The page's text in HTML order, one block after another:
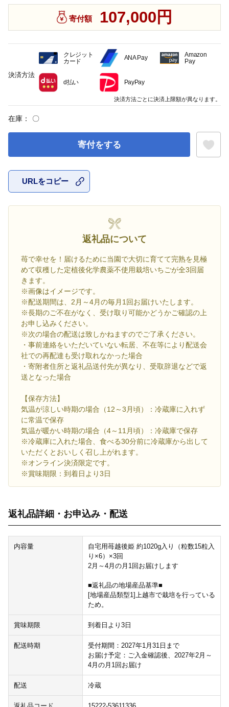
寄付額 107,000円
在庫： 〇
寄付をする
URLをコピー
返礼品について
苺で幸せを！届けるために当園で大切に育てて完熟を見極
めて収穫した定植後化学農薬不使用栽培いちごが全3回届
きます。
※画像はイメージです。
※配送期間は、2月～4月の毎月1回お届けいたします。
※長期のご不在がなく、受け取り可能かどうかご確認の上
お申し込みください。
※次の場合の配送は致しかねますのでご了承ください。
・事前連絡をいただいていない転居、不在等により配送会
社での再配達も受け取れなかった場合
・寄附者住所と返礼品送付先が異なり、受取辞退などで返
送となった場合
【保存方法】
気温が涼しい時期の場合（12～3月頃）：冷蔵庫に入れず
に常温で保存
気温が暖かい時期の場合（4～11月頃）：冷蔵庫で保存
※冷蔵庫に入れた場合、食べる30分前に冷蔵庫から出して
いただくとおいしく召し上がれます。
※オンライン決済限定です。
※賞味期限：到着日より3日
返礼品詳細・お申込み・配送
内容量
自宅用苺越後姫 約1020g入り（粒数15粒入
り×6）×3回
2月～4月の月1回お届けします
■返礼品の地場産品基準■
[地場産品類型1]上越市で栽培を行っている
ため。
賞味期限 到着日より3日
配送時期
受付期間：2027年1月31日まで
お届け予定：ご入金確認後、2027年2月～
4月の月1回お届け
配送 冷蔵
決済方法
クレジット
カード
ANA Pay
Amazon
Pay
d払い PayPay
決済方法ごとに決済上限額が異なります。